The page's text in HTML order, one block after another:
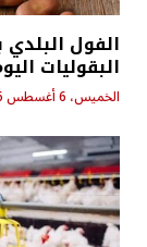
البقوليات اليوم
الخميس، 6 أغسطس 2026 - 8:45 ص